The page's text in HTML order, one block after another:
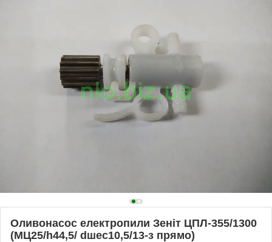
Оливонасос електропили Зеніт ЦПЛ-355/1300
(МЦ25/h44,5/ dшес10,5/13-з прямо)